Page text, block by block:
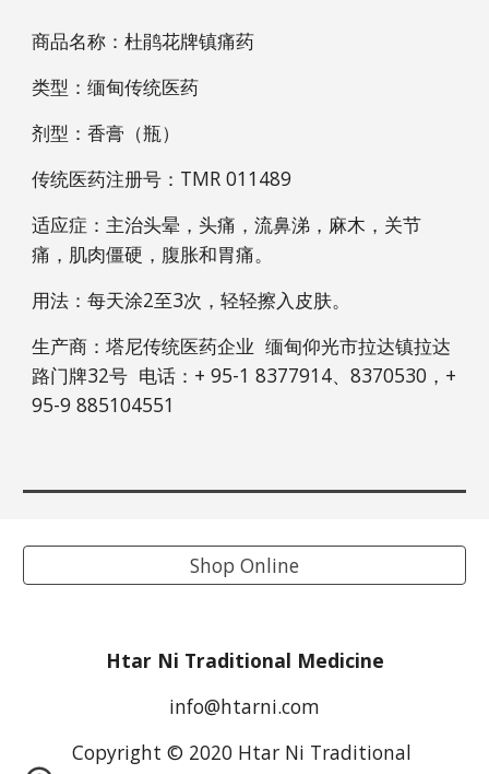
商品名称：杜鹃花牌镇痛药
类型：缅甸传统医药
剂型：香膏（瓶）
传统医药注册号：TMR 011489
适应症：主治头晕，头痛，流鼻涕，麻木，关节
痛，肌肉僵硬，腹胀和胃痛。
用法：每天涂2至3次，轻轻擦入皮肤。
生产商：塔尼传统医药企业  缅甸仰光市拉达镇拉达
路门牌32号  电话：+ 95-1 8377914、8370530，+
95-9 885104551
Shop Online
Htar Ni Traditional Medicine
info@htarni.com
Copyright © 2020 Htar Ni Traditional